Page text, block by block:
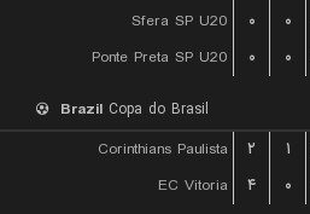
Sfera SP U20
۰ ۰
Ponte Preta SP U20
۰ ۰
Brazil Copa do Brasil
Corinthians Paulista
۲ ۱
EC Vitoria
۴ ۰